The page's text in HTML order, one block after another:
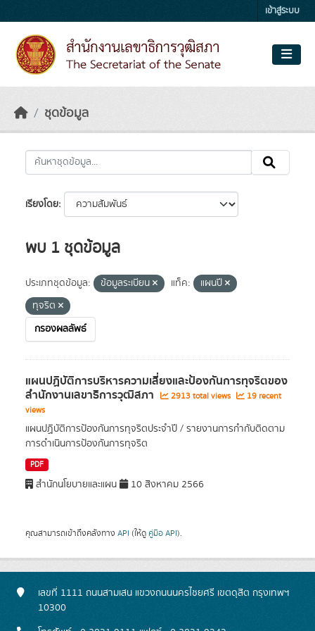
เข้าสู่ระบบ
ชุดข้อมูล
เรียงโดย
พบ 1 ชุดข้อมูล
ประเภทชุดข้อมูล: ข้อมูลระเบียน แท็ค:
แผนปี
ทุจริต
กรองผลลัพธ์
แผนปฏิบัติการบริหารความเสี่ยงและป้องกันการทุจริตของ
สํานักงานเลขาธิการวุฒิสภา 2913 total views
19 recent
views
แผนปฏิบัติการป้องกันการทุจริตประจำปี / รายงานการกำกับติดตาม
การดำเนินการป้องกันการทุจริต
PDF
สำนักนโยบายและแผน 10 สิงหาคม 2566
คุณสามารถเข้าถึงคลังทาง API (ให้ดู คู่มือ API).
เลขที่ 1111 ถนนสามเสน แขวงถนนนครไชยศรี เขตดุสิต กรุงเทพฯ
10300